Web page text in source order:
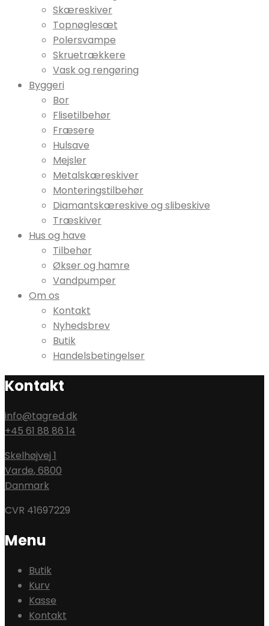
Skæreskiver
Topnøglesæt
Polersvampe
Skruetrækkere
Vask og rengøring
Byggeri
Bor
Flisetilbehør
Fræsere
Hulsave
Mejsler
Metalskæreskiver
Monteringstilbehør
Diamantskæreskive og slibeskive
Træskiver
Hus og have
Tilbehør
Økser og hamre
Vandpumper
Om os
Kontakt
Nyhedsbrev
Butik
Handelsbetingelser
Kontakt
info@tagred.dk
+45 61 88 86 14
Skelhøjvej 1
Varde,6800
Danmark
CVR 41697229
Menu
Butik
Kurv
Kasse
Kontakt